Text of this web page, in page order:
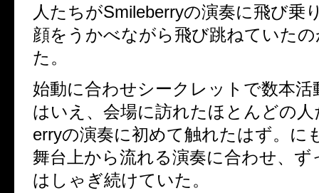
人たちがSmileberryの演奏に飛び乗
顔をうかべながら飛び跳ねていた
た。
始動に合わせシークレットで数本
はいえ、会場に訪れたほとんどの人
erryの演奏に初めて触れたはず。に
舞台上から流れる演奏に合わせ、ず
はしゃぎ続けていた。